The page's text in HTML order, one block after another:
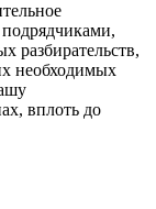
разбирательств,
необходимых
вплоть до